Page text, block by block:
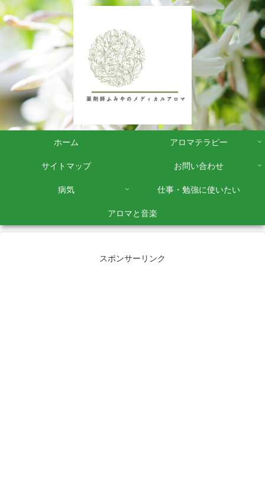
ホーム アロマテラピー
サイトマップ お問い合わせ
病気 仕事・勉強に使いたい
アロマと音楽
スポンサーリンク